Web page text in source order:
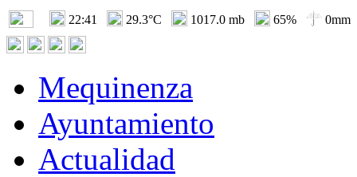
22:41 29.3°C 1017.0 mb 65% 0mm
Mequinenza
Ayuntamiento
Actualidad